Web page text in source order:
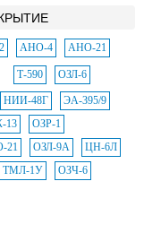
АНО-4 АНО-21
Т-590 ОЗЛ-6
НИИ-48Г
ЭА-395/9
13
ОЗР-1
21 ОЗЛ-9А
ЦН-6Л
ТМЛ-1У
ОЗЧ-6